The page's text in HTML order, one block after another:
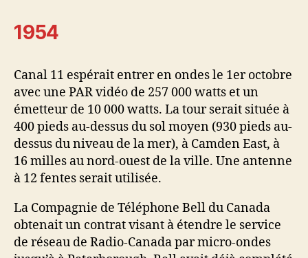
1954
Canal 11 espérait entrer en ondes le 1er octobre
avec une PAR vidéo de 257 000 watts et un
émetteur de 10 000 watts. La tour serait située à
400 pieds au-dessus du sol moyen (930 pieds au-
dessus du niveau de la mer), à Camden East, à
16 milles au nord-ouest de la ville. Une antenne
à 12 fentes serait utilisée.
La Compagnie de Téléphone Bell du Canada
obtenait un contrat visant à étendre le service
de réseau de Radio-Canada par micro-ondes